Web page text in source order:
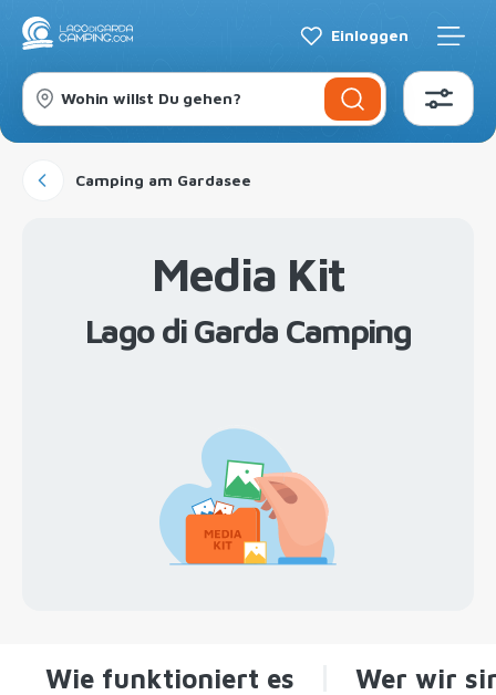
Einloggen
Wohin willst Du gehen?
Camping am Gardasee
Media Kit
Lago di Garda Camping
Wie funktioniert es Wer wir